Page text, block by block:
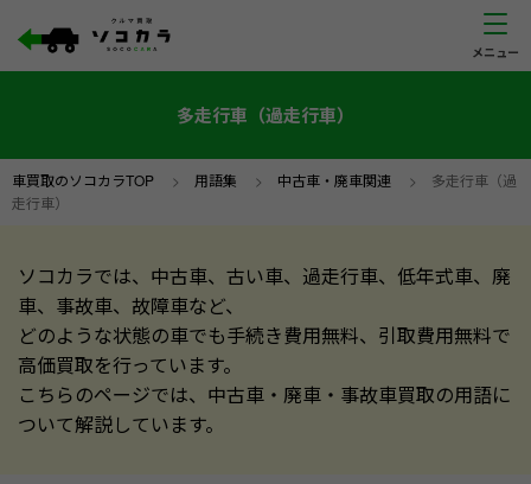
多走行車（過走行車）
車買取のソコカラTOP > 用語集 > 中古車・廃車関連 > 多走行車（過
走行車）
ソコカラでは、中古車、古い車、過走行車、低年式車、廃
車、事故車、故障車など、
どのような状態の車でも手続き費用無料、引取費用無料で
高価買取を行っています。
こちらのページでは、中古車・廃車・事故車買取の用語に
ついて解説しています。